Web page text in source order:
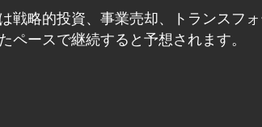
戦略的投資、事業売却、トランスフ
ペースで継続すると予想されます。